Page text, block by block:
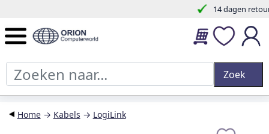
14 dagen retourtermijn en 2 jaar garantie.
Home→ Kabels → LogiLink